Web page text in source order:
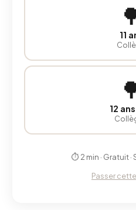
11
12
⏱ 2 min · Gratuit
Passer